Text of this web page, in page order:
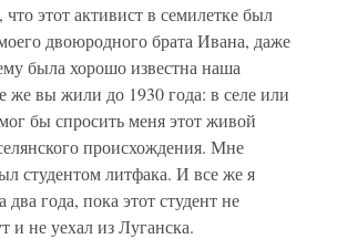
что этот активист в семилетке был
двоюродного брата Ивана, даже
была хорошо известна наша
же вы жили до 1930 года: в селе или
бы спросить меня этот живой
происхождения. Мне
студентом литфака. И все же я
два года, пока этот студент не
и не уехал из Луганска.